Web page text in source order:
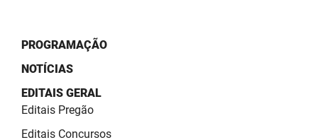
PROGRAMAÇÃO
NOTÍCIAS
EDITAIS GERAL
Editais Pregão
Editais Concursos